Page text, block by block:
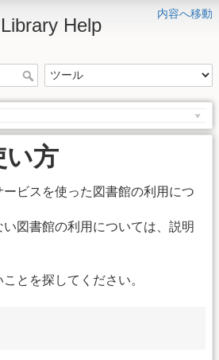
内容へ移動
Help
い方
ビスを使った図書館の利用につ
図書館の利用については、説明
とを探してください。